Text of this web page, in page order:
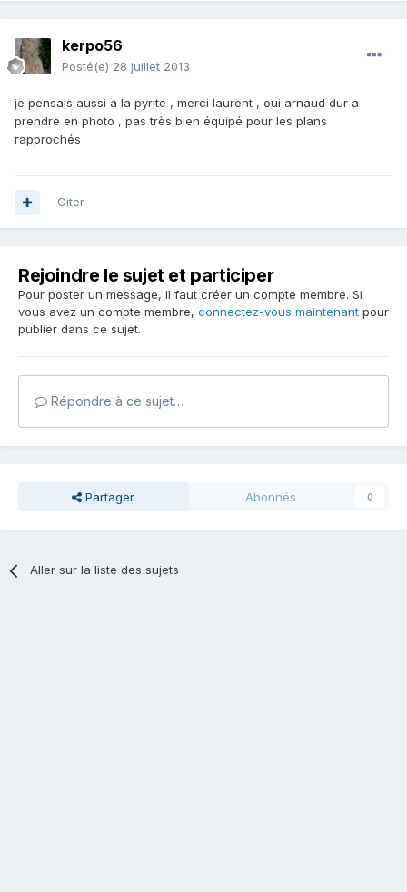
kerpo56
Posté(e) 28 juillet 2013
je pensais aussi a la pyrite , merci laurent , oui arnaud dur a
prendre en photo , pas très bien équipé pour les plans
rapprochés
Citer
Rejoindre le sujet et participer
Pour poster un message, il faut créer un compte membre. Si
vous avez un compte membre, connectez-vous maintenant pour
publier dans ce sujet.
Répondre à ce sujet…
Partager Abonnés 0
Aller sur la liste des sujets